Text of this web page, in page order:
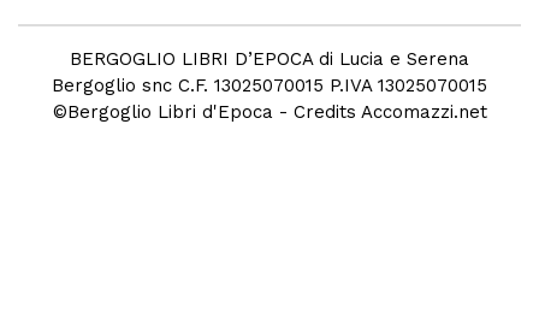
BERGOGLIO LIBRI D’EPOCA di Lucia e Serena
Bergoglio snc C.F. 13025070015 P.IVA 13025070015
©Bergoglio Libri d'Epoca - Credits Accomazzi.net